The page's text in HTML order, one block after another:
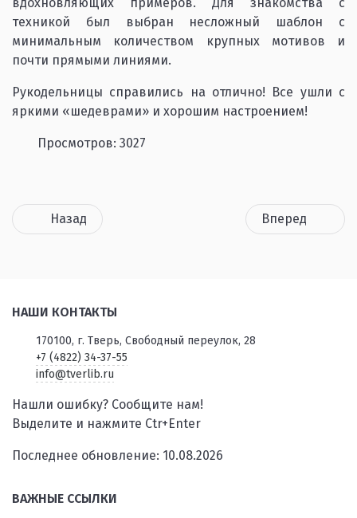
техникой был выбран несложный шаблон с
минимальным количеством крупных мотивов и
почти прямыми линиями.
Рукодельницы справились на отлично! Все ушли с
яркими «шедеврами» и хорошим настроением!
Просмотров: 3027
Назад Вперед
НАШИ КОНТАКТЫ
170100, г. Тверь, Свободный переулок, 28
+7 (4822) 34-37-55
info@tverlib.ru
Нашли ошибку? Сообщите нам!
Выделите и нажмите Ctr+Enter
Последнее обновление: 10.08.2026
ВАЖНЫЕ ССЫЛКИ